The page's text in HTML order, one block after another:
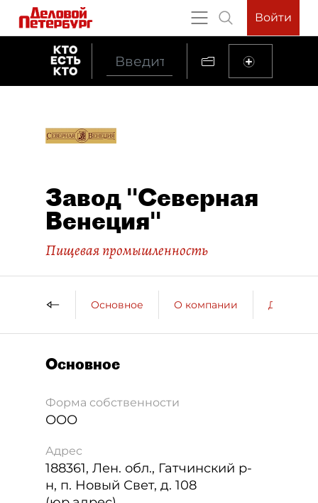
Войти
Завод "Северная
Венеция"
Пищевая промышленность
Основное О компании ДП о
Основное
Форма собственности
ООО
Адрес
188361, Лен. обл., Гатчинский р-
н, п. Новый Свет, д. 108